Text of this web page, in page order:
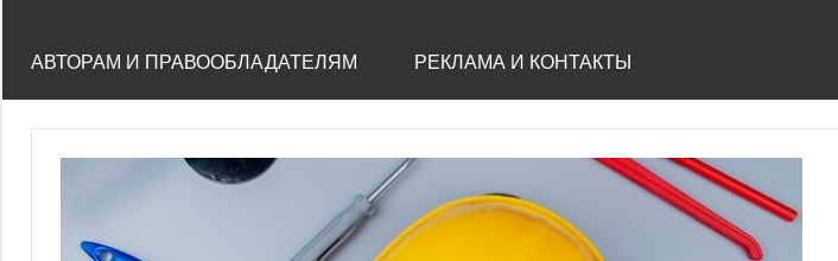
АВТОРАМ И ПРАВООБЛАДАТЕЛЯМ РЕКЛАМА И КОНТАКТЫ